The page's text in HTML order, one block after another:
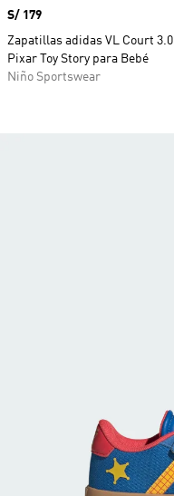
Precio
S/ 179
Zapatillas adidas VL Court 3.0
Pixar Toy Story para Bebé
Niño Sportswear